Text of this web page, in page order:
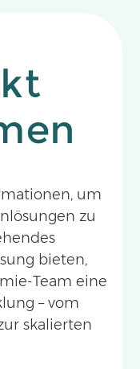
um
zu
bieten,
Team eine
– vom
skalierten